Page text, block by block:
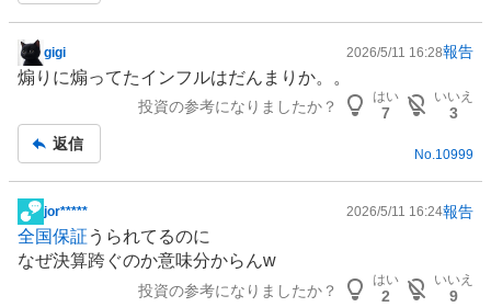
掲
示
事
gigi 2026/5/11 16:28報告
煽りに煽ってたインフルはだんまりか。。
投資の参考になりましたか？
はい
7
いいえ
3
返信
No.10999
掲
示
板
jor***** 2026/5/11 16:24報告
全国保証 うられてるのに
なぜ決算跨ぐのか意味分からんw
投資の参考になりましたか？
はい
2
いいえ
9